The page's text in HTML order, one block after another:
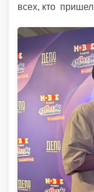
всех, кто пришел